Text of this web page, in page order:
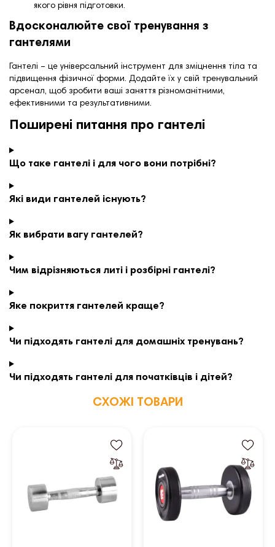
якого рівня підготовки.
Вдосконалюйте свої тренування з
гантелями
Гантелі – це універсальний інструмент для зміцнення тіла та
підвищення фізичної форми. Додайте їх у свій тренувальний
арсенал, щоб зробити ваші заняття різноманітними,
ефективними та результативними.
Поширені питання про гантелі
Що таке гантелі і для чого вони потрібні?
Які види гантелей існують?
Як вибрати вагу гантелей?
Чим відрізняються литі і розбірні гантелі?
Яке покриття гантелей краще?
Чи підходять гантелі для домашніх тренувань?
Чи підходять гантелі для початківців і дітей?
СХОЖІ ТОВАРИ